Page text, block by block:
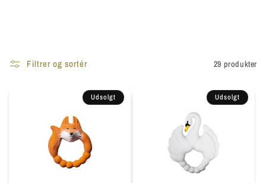
Filtrer og sortér 29 produkter
Udsolgt Udsolgt